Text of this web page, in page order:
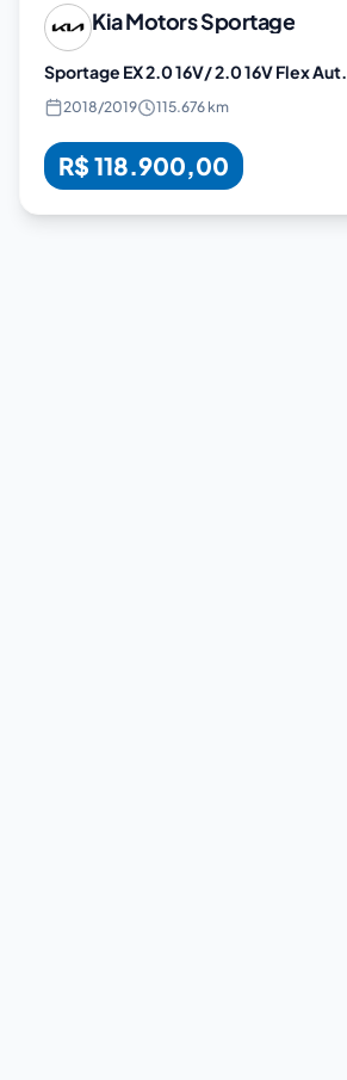
Kia MotorsSportage
Sportage EX 2.0 16V/ 2.0 16V Flex Aut.
2018/2019 115.676 km
R$ 118.900,00